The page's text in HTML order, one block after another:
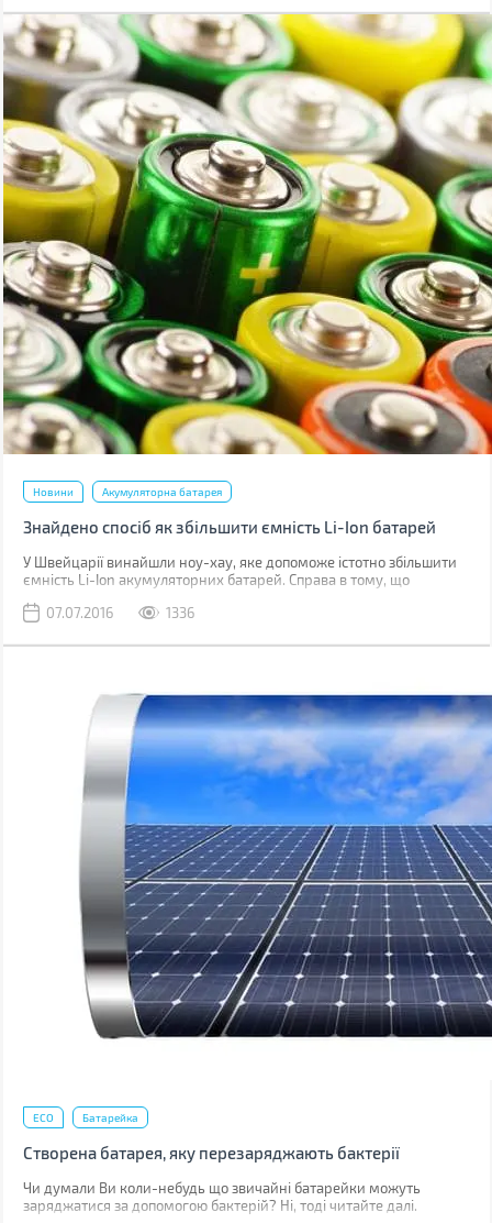
протягнути.
Новини Акумуляторна батарея
Знайдено спосіб як збільшити ємність Li-Ion батарей
У Швейцарії винайшли ноу-хау, яке допоможе істотно збільшити
ємність Li-Ion акумуляторних батарей. Справа в тому, що
акумуляторів при одночасному скороченні часу зарядки. Таке
смарт-годинників і фітнес-трекерів, і закінчуючи батарейними
07.07.2016 1336
ECO Батарейка
Створена батарея, яку перезаряджають бактерії
Чи думали Ви коли-небудь що звичайні батарейки можуть
заряджатися за допомогою бактерій? Ні, тоді читайте далі.